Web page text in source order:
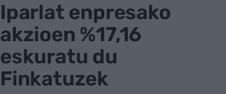
Iparlat enpresako
akzioen %17,16
eskuratu du
Finkatuzek